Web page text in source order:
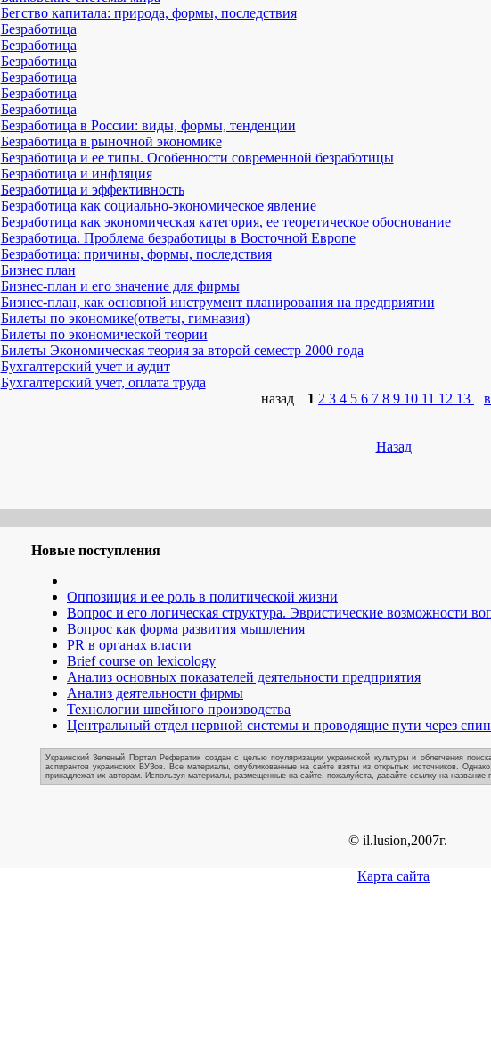
Бегство капитала: природа, формы, последствия
Безработица
Безработица
Безработица
Безработица
Безработица
Безработица
Безработица в России: виды, формы, тенденции
Безработица в рыночной экономике
Безработица и ее типы. Особенности современной безработицы
Безработица и инфляция
Безработица и эффективность
Безработица как социально-экономическое явление
Безработица как экономическая категория, ее теоретическое обоснование
Безработица. Проблема безработицы в Восточной Европе
Безработица: причины, формы, последствия
Бизнес план
Бизнес-план и его значение для фирмы
Бизнес-план, как основной инструмент планирования на предприятии
Билеты по экономике(ответы, гимназия)
Билеты по экономической теории
Билеты Экономическая теория за второй семестр 2000 года
Бухгалтерский учет и аудит
Бухгалтерский учет, оплата труда
назад | 1 2 3 4 5 6 7 8 9 10 11 12 13 |
Назад
Новые поступления
Оппозиция и ее роль в политической жизни
Boпpoc и eгo лoгичecкaя cтpyктуpa. Эвpиcтичecкиe вoзмoжнocти
Boпpoc кaк фopмa paзвития мышлeния
PR в органах власти
Brief course on lexicology
Анализ основных показателей деятельности предприятия
Анализ деятельности фирмы
Технологии швейного производства
Центральный отдел нервной системы и проводящие пути через
Украинский Зеленый Портал Рефератик создан с целью поуляризации украинской культуры и облегчения
аспирантов украинских ВУЗов. Все материалы, опубликованные на сайте взяты из открытых источников.
принадлежат их авторам. Используя материалы, размещенные на сайте, пожалуйста, давайте ссылку на название
© il.lusion,2007г.
Карта сайта